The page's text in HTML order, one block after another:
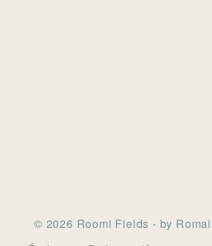
© 2026 Roomi Fields - by